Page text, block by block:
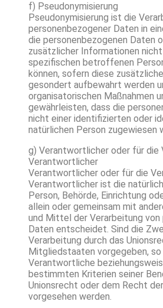
f) Pseudonymisierung
Pseudonymisierung ist die
personenbezogener Daten in
die personenbezogenen Daten
zusätzlicher Informationen
spezifischen betroffenen
können, sofern diese
gesondert aufbewahrt werden
organisatorischen Maßnahmen
gewährleisten, dass die
nicht einer identifizierten oder
natürlichen Person zugewiesen
g) Verantwortlicher oder für die
Verantwortlicher
Verantwortlicher oder für die
Verantwortlicher ist die
Person, Behörde, Einrichtung
allein oder gemeinsam mit
und Mittel der Verarbeitung von
Daten entscheidet. Sind die
Verarbeitung durch das
Mitgliedstaaten vorgegeben, so
Verantwortliche
bestimmten Kriterien seiner
Unionsrecht oder dem Recht
vorgesehen werden.